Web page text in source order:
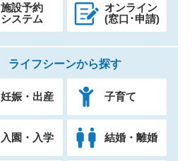
施設予約
システム
オンライン
(窓口･申請)
ライフシーンから探す
妊娠・出産 子育て
入園・入学 結婚・離婚